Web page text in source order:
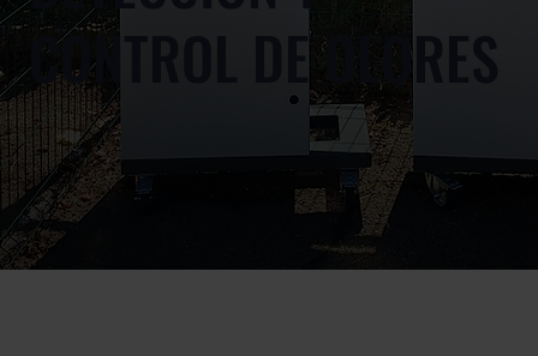
CONTROL DE OLORES